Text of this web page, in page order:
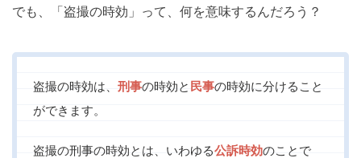
でも、「盗撮の時効」って、何を意味するんだろう？
盗撮の時効は、 刑事の時効と 民事の時効に分けること
ができます。
盗撮の刑事の時効とは、いわゆる公訴時効のことで